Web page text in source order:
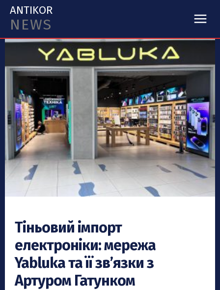
ANTIKOR
NEWS
Тіньовий імпорт
електроніки: мережа
Yabluka та її зв’язки з
Артуром Гатунком